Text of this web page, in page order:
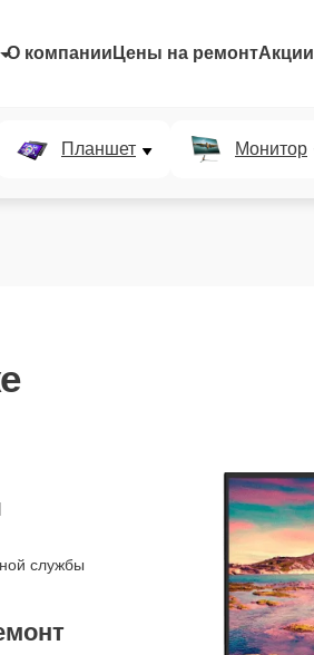
О компании Цены на ремонтАкции
Планшет Монитор
службы